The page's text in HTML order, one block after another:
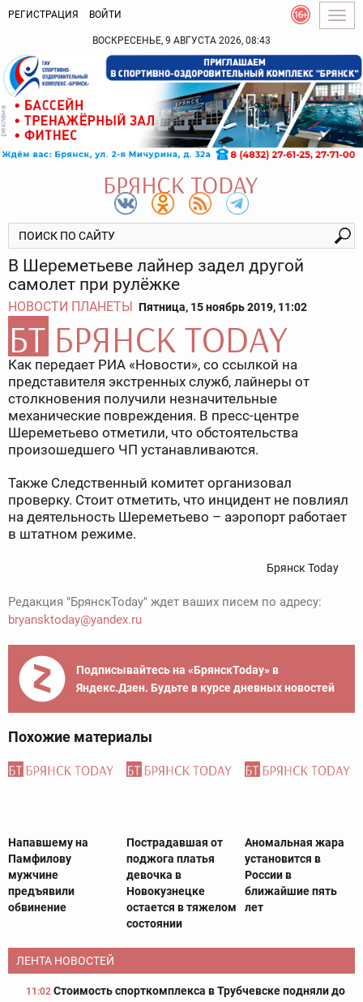
РЕГИСТРАЦИЯ ВОЙТИ
ВОСКРЕСЕНЬЕ, 9 АВГУСТА 2026, 08:43
В Шереметьеве лайнер задел другой
самолет при рулёжке
НОВОСТИ ПЛАНЕТЫ Пятница, 15 ноябрь 2019, 11:02
Как передает РИА «Новости», со ссылкой на
представителя экстренных служб, лайнеры от
столкновения получили незначительные
механические повреждения. В пресс-центре
Шереметьево отметили, что обстоятельства
произошедшего ЧП устанавливаются.
Также Следственный комитет организовал
проверку. Стоит отметить, что инцидент не повлиял
на деятельность Шереметьево – аэропорт работает
в штатном режиме.
Брянск Today
Редакция "БрянскToday" ждет ваших писем по адресу:
bryansktoday@yandex.ru
Подписывайтесь на «БрянскToday» в
Яндекс.Дзен. Будьте в курсе дневных новостей
Похожие материалы
Напавшему на
Памфилову
мужчине
предъявили
обвинение
Пострадавшая от
поджога платья
девочка в
Новокузнецке
остается в тяжелом
состоянии
Аномальная жара
установится в
России в
ближайшие пять
лет
ЛЕНТА НОВОСТЕЙ
11:02 Стоимость спорткомплекса в Трубчевске подняли до